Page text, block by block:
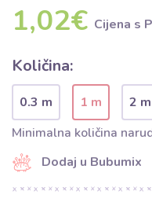
1,02€ Cijena s
Količina:
0.3 m 1 m
2 m
Minimalna količina
Dodaj u Bubumix